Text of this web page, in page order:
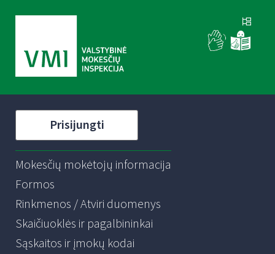
Prisijungti
Mokesčių mokėtojų informacija
Formos
Rinkmenos / Atviri duomenys
Skaičiuoklės ir pagalbininkai
Sąskaitos ir įmokų kodai